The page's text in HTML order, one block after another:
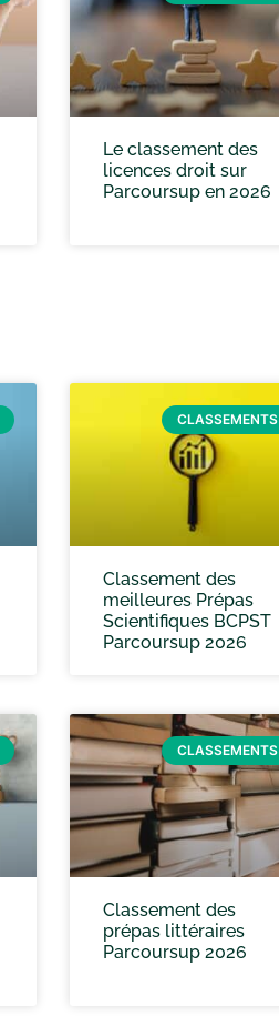
Le classement des
licences droit sur
Parcoursup en 2026
CLASSEMENTS
Classement des
meilleures Prépas
Scientifiques BCPST
Parcoursup 2026
CLASSEMENTS
Classement des
prépas littéraires
Parcoursup 2026